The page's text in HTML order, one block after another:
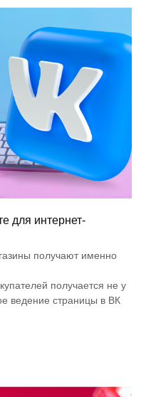
для интернет-
получают именно
получается не у
ведение страницы в ВК